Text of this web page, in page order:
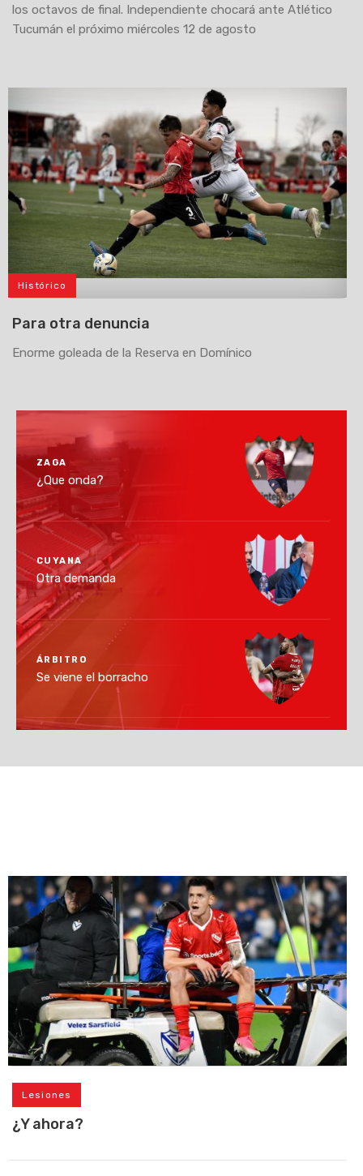
los octavos de final. Independiente chocará ante Atlético
Tucumán el próximo miércoles 12 de agosto
Histórico
Para otra denuncia
Enorme goleada de la Reserva en Domínico
ZAGA
¿Que onda?
CUYANA
Otra demanda
ÁRBITRO
Se viene el borracho
Lesiones
¿Y ahora?